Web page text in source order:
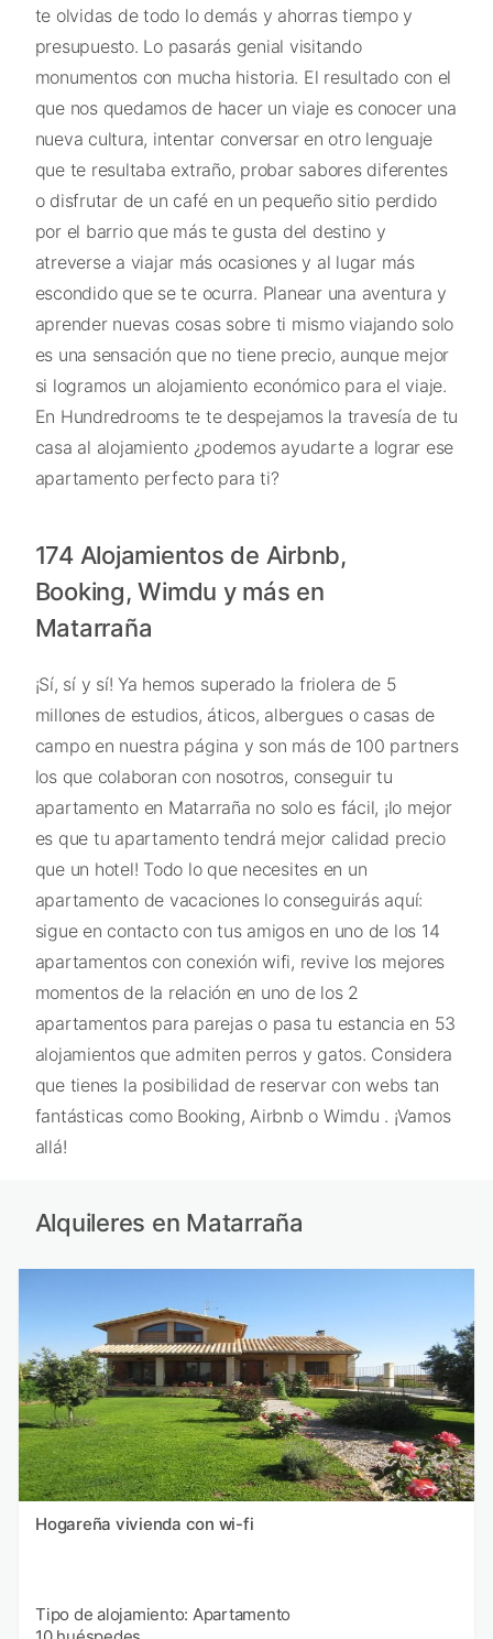
te olvidas de todo lo demás y ahorras tiempo y
presupuesto. Lo pasarás genial visitando
monumentos con mucha historia. El resultado con el
que nos quedamos de hacer un viaje es conocer una
nueva cultura, intentar conversar en otro lenguaje
que te resultaba extraño, probar sabores diferentes
o disfrutar de un café en un pequeño sitio perdido
por el barrio que más te gusta del destino y
atreverse a viajar más ocasiones y al lugar más
escondido que se te ocurra. Planear una aventura y
aprender nuevas cosas sobre ti mismo viajando solo
es una sensación que no tiene precio, aunque mejor
si logramos un alojamiento económico para el viaje.
En Hundredrooms te te despejamos la travesía de tu
casa al alojamiento ¿podemos ayudarte a lograr ese
apartamento perfecto para ti?
174 Alojamientos de Airbnb,
Booking, Wimdu y más en
Matarraña
¡Sí, sí y sí! Ya hemos superado la friolera de 5
millones de estudios, áticos, albergues o casas de
campo en nuestra página y son más de 100 partners
los que colaboran con nosotros, conseguir tu
apartamento en Matarraña no solo es fácil, ¡lo mejor
es que tu apartamento tendrá mejor calidad precio
que un hotel! Todo lo que necesites en un
apartamento de vacaciones lo conseguirás aquí:
sigue en contacto con tus amigos en uno de los 14
apartamentos con conexión wifi, revive los mejores
momentos de la relación en uno de los 2
apartamentos para parejas o pasa tu estancia en 53
alojamientos que admiten perros y gatos. Considera
que tienes la posibilidad de reservar con webs tan
fantásticas como Booking, Airbnb o Wimdu . ¡Vamos
allá!
Alquileres en Matarraña
Hogareña vivienda con wi-fi
Tipo de alojamiento: Apartamento